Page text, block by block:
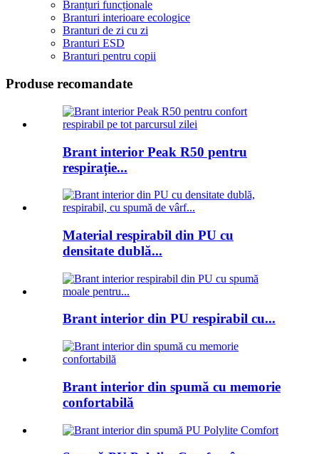
Branțuri funcționale
Branturi interioare ecologice
Branturi de zi cu zi
Branturi ESD
Branturi pentru copii
Produse recomandate
Brant interior Peak R50 pentru
respirație...
Material respirabil din PU cu
densitate dublă...
Brant interior din PU respirabil cu...
Brant interior din spumă cu memorie
confortabilă